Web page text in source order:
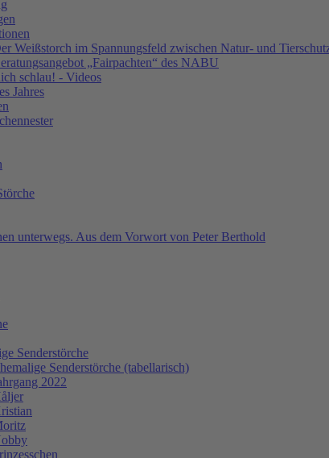
Weißstorch im Spannungsfeld zwischen Natur- und
„Fairpachten“ des NABU
schlau! - Videos
Jahres
unterwegs. Aus dem Vorwort von Peter Berthold
Senderstörche
Senderstörche (tabellarisch)
2022